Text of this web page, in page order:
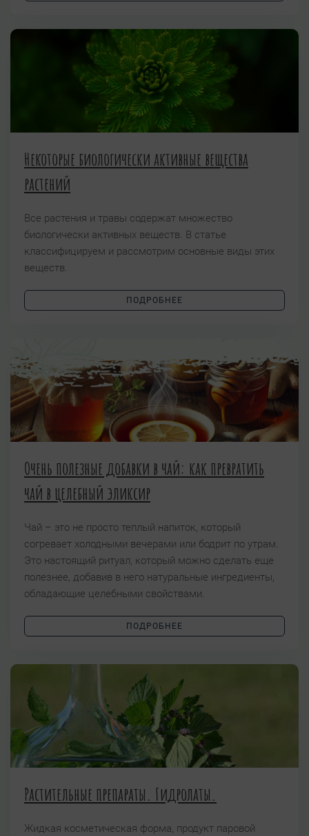
Некоторые биологически активные вещества
растений
Все растения и травы содержат множество
биологически активных веществ. В статье
классифицируем и рассмотрим основные виды этих
веществ.
ПОДРОБНЕЕ
Очень полезные добавки в чай: как превратить
чай в целебный эликсир
Чай – это не просто теплый напиток, который
согревает холодными вечерами или бодрит по утрам.
Это настоящий ритуал, который можно сделать еще
полезнее, добавив в него натуральные ингредиенты,
обладающие целебными свойствами.
ПОДРОБНЕЕ
Растительные препараты. Гидролаты.
Жидкая косметическая форма, продукт паровой